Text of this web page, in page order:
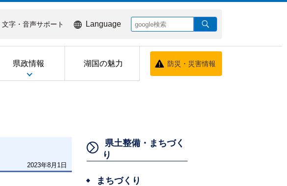
文字・音声サポート Language
県政情報 湖国の魅力 防災・災害情報
2023年8月1日
県土整備・まちづく
り
まちづくり